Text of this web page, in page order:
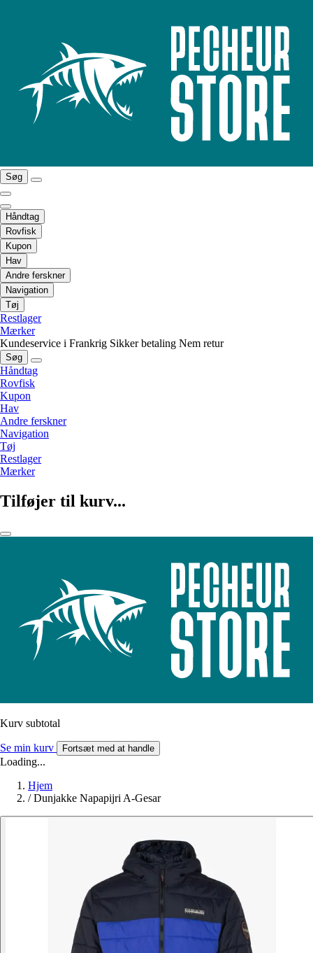
Søg
Håndtag
Rovfisk
Kupon
Hav
Andre ferskner
Navigation
Tøj
Restlager
Mærker
Kundeservice i Frankrig Sikker betaling Nem retur
Søg
Håndtag
Rovfisk
Kupon
Hav
Andre ferskner
Navigation
Tøj
Restlager
Mærker
Tilføjer til kurv...
Kurv subtotal
Se min kurv Fortsæt med at handle
Loading...
Hjem
/ Dunjakke Napapijri A-Gesar